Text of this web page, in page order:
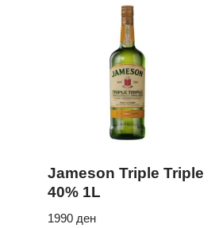
Jameson Triple Triple
40% 1L
1990 ден